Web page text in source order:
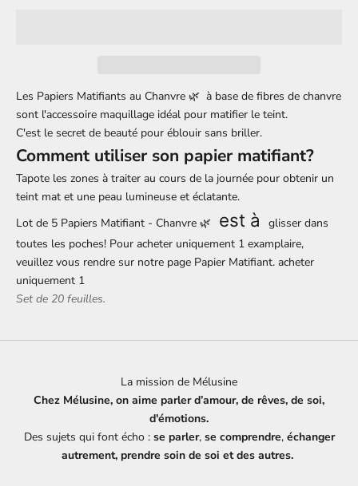
Les Papiers Matifiants au Chanvre 🌿 à base de fibres de chanvre
sont l'accessoire maquillage idéal pour matifier le teint.
C'est le secret de beauté pour éblouir sans briller.
Comment utiliser son papier matifiant?
Tapote les zones à traiter au cours de la journée pour obtenir un
teint mat et une peau lumineuse et éclatante.
Lot de 5 Papiers Matifiant - Chanvre 🌿
est à
glisser dans
toutes les poches! Pour acheter uniquement 1 examplaire,
veuillez vous rendre sur notre page Papier Matifiant. acheter
uniquement 1
Set de 20 feuilles.
La mission de Mélusine
Chez Mélusine, on aime parler d’amour, de rêves, de soi,
d'émotions.
Des sujets qui font écho : se parler, se comprendre, échanger
autrement, prendre soin de soi et des autres.